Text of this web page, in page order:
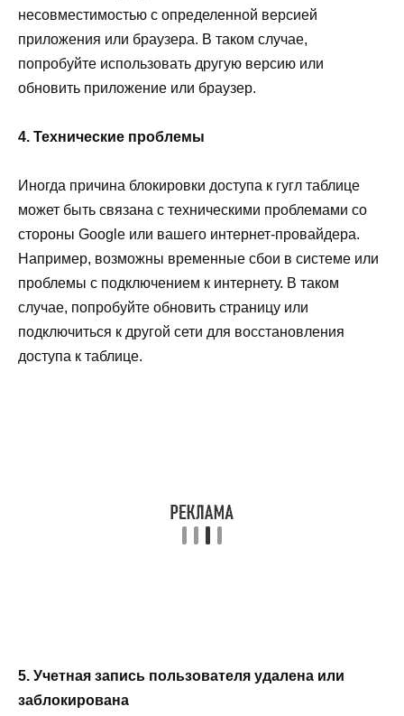
несовместимостью с определенной версией
приложения или браузера. В таком случае,
попробуйте использовать другую версию или
обновить приложение или браузер.
4. Технические проблемы
Иногда причина блокировки доступа к гугл таблице
может быть связана с техническими проблемами со
стороны Google или вашего интернет-провайдера.
Например, возможны временные сбои в системе или
проблемы с подключением к интернету. В таком
случае, попробуйте обновить страницу или
подключиться к другой сети для восстановления
доступа к таблице.
5. Учетная запись пользователя удалена или
заблокирована